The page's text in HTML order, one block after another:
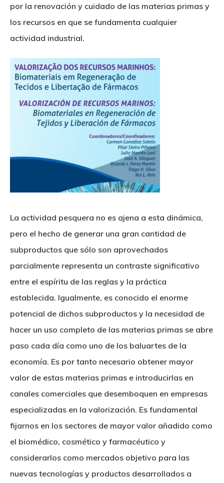
por la renovación y cuidado de las materias primas y
los recursos en que se fundamenta cualquier
actividad industrial.
La actividad pesquera no es ajena a esta dinámica,
pero el hecho de generar una gran cantidad de
subproductos que sólo son aprovechados
parcialmente representa un contraste significativo
entre el espíritu de las reglas y la práctica
establecida. Igualmente, es conocido el enorme
potencial de dichos subproductos y la necesidad de
hacer un uso completo de las materias primas se abre
paso cada día como uno de los baluartes de la
economía. Es por tanto necesario obtener mayor
valor de estas materias primas e introducirlas en
canales comerciales que desemboquen en empresas
especializadas en la valorización. Es fundamental
fijarnos en los sectores de mayor valor añadido como
el biomédico, cosmético y farmacéutico y
considerarlos como mercados objetivo para las
nuevas tecnologías y productos desarrollados a